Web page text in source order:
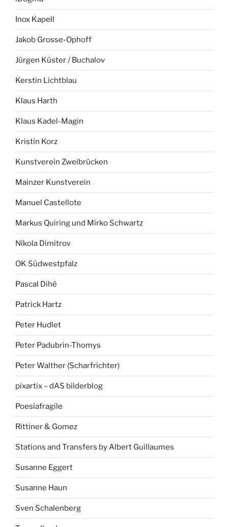
Inox Kapell
Jakob Grosse-Ophoff
Jürgen Küster / Buchalov
Kerstin Lichtblau
Klaus Harth
Klaus Kadel-Magin
Kristin Korz
Kunstverein Zweibrücken
Mainzer Kunstverein
Manuel Castellote
Markus Quiring und Mirko Schwartz
Nikola Dimitrov
OK Südwestpfalz
Pascal Dihé
Patrick Hartz
Peter Hudlet
Peter Padubrin-Thomys
Peter Walther (Scharfrichter)
pixartix – dAS bilderblog
Poesiafragile
Rittiner & Gomez
Stations and Transfers by Albert Guillaumes
Susanne Eggert
Susanne Haun
Sven Schalenberg